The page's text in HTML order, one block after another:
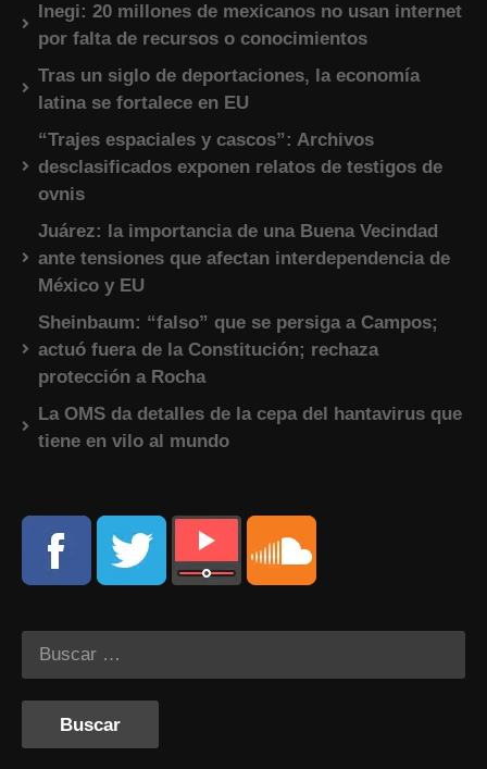
Inegi: 20 millones de mexicanos no usan internet
por falta de recursos o conocimientos
Tras un siglo de deportaciones, la economía
latina se fortalece en EU
“Trajes espaciales y cascos”: Archivos
desclasificados exponen relatos de testigos de
ovnis
Juárez: la importancia de una Buena Vecindad
ante tensiones que afectan interdependencia de
México y EU
Sheinbaum: “falso” que se persiga a Campos;
actuó fuera de la Constitución; rechaza
protección a Rocha
La OMS da detalles de la cepa del hantavirus que
tiene en vilo al mundo